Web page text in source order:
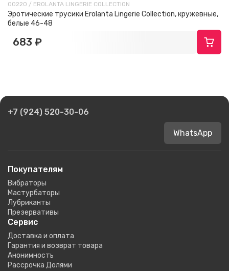
00220 / EROLANTA LINGERIE COLLECTION
Эротические трусики Erolanta Lingerie Collection, кружевные,
белые 46-48
683 ₽
+7 (924) 520-30-06
WhatsApp
Покупателям
Вибраторы
Мастурбаторы
Лубриканты
Презервативы
Сервис
Доставка и оплата
Гарантия и возврат товара
Анонимность
Рассрочка Долями